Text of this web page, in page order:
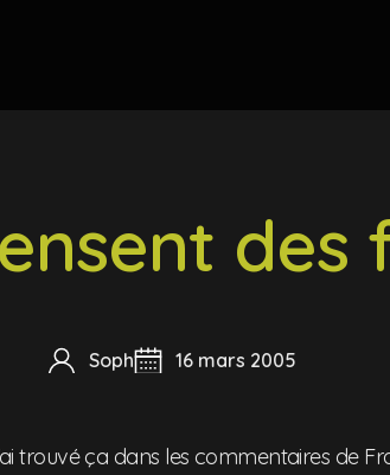
des
Soph 16 mars 2005
trouvé ça dans les commentaires de